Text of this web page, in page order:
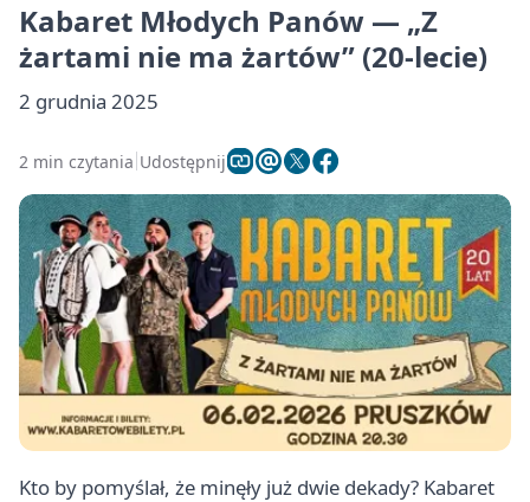
Kabaret Młodych Panów — „Z
żartami nie ma żartów” (20-lecie)
2 grudnia 2025
2 min czytania Udostępnij
Kto by pomyślał, że minęły już dwie dekady? Kabaret